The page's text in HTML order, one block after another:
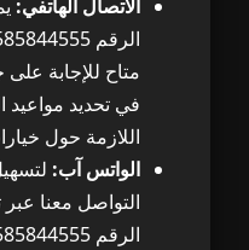
الاتصال الهاتفي:
متاح للإجابة
في تحديد مواعيد
اللازمة حول
الواتس آب:
التواصل معنا